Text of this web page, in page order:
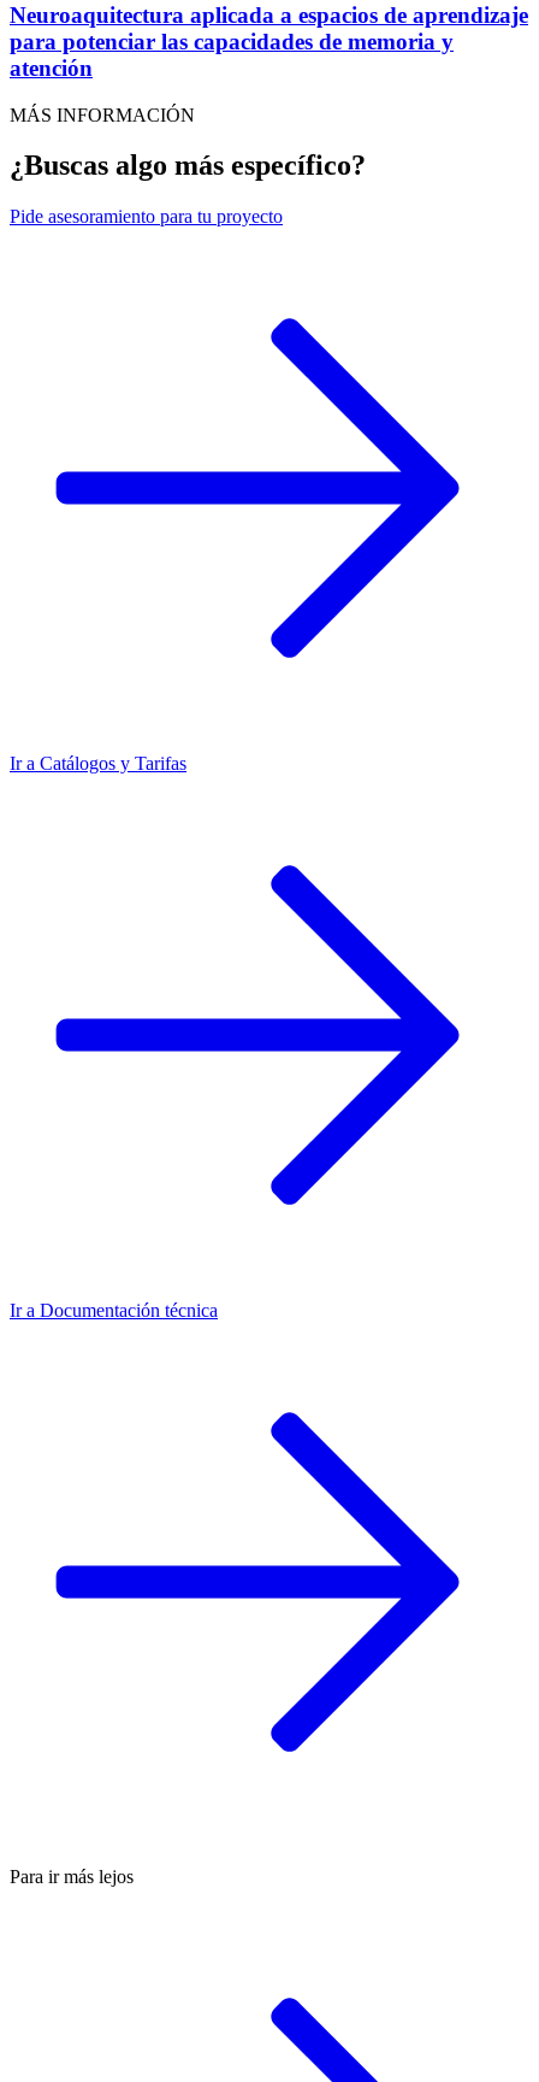
Neuroaquitectura aplicada a espacios de aprendizaje
para potenciar las capacidades de memoria y
atención
MÁS INFORMACIÓN
¿Buscas algo más específico?
Pide asesoramiento para tu proyecto
Ir a Catálogos y Tarifas
Ir a Documentación técnica
Para ir más lejos